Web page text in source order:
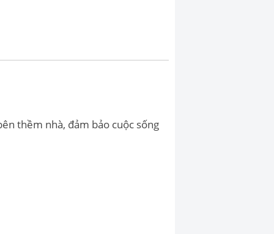
thềm nhà, đảm bảo cuộc sống